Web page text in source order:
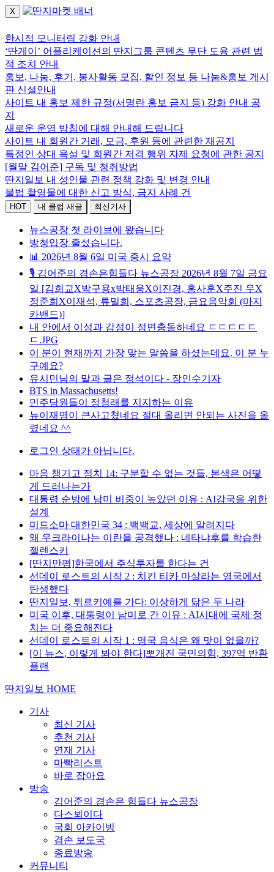
X
한시적 모니터링 강화 안내
‘딴게이’ 어플리케이션의 딴지그룹 콘텐츠 무단 도용 관련 법
적 조치 안내
홍보, 나눔, 후기, 봉사활동 모집, 할인 정보 등 나눔&홍보 게시
판 신설안내
사이트 내 홍보 제한 규정(서명란 홍보 금지 등) 강화 안내 공
지
새로운 운영 방침에 대해 안내해 드립니다
사이트 내 회원간 거래, 모금, 후원 등에 관련한 재공지
특정인 상대 욕설 및 회원간 저격 행위 자제 요청에 관한 공지
[월말 김어준] 구독 및 청취방법
딴지일보 내 성인물 관련 정책 강화 및 변경 안내
불법 촬영물에 대한 신고 방식, 금지 사례 건
HOT 내 클럽 새글 최신기사
뉴스공장 첫 라이브에 왔습니다
방청입장 줄섰습니다.
📊 2026년 8월 6일 미국 증시 요약
🎙️ 김어준의 겸손은힘들다 뉴스공장 2026년 8월 7일 금요
일 [김희교X박구용x박태웅X이진경, 홍사훈X주진 우X
정준희X이재석, 류밀희, 스포츠공장, 금요음악회 (마지
카밴드)]
내 안에서 이성과 감정이 정면충돌하네요 ㄷㄷㄷㄷㄷ
ㄷ.JPG
이 분이 현재까지 가장 맞는 말씀을 하셨는데요. 이 분 누
구예요?
유시민님의 말과 글은 정석이다 - 장인수기자
BTS in Massachusetts!
민주당원들이 정청래를 지지하는 이유
뉴이재명이 큰사고쳤네요 절대 올리면 안되는 사진을 올
렸네요 ^^
로그인 상태가 아닙니다.
마음 챙기고 정치 14: 구분할 수 없는 것들, 본색은 어떻
게 드러나는가
대통령 순방에 남미 비중이 높았던 이유 : AI강국을 위한
설계
미드소마 대한민국 34 : 백백교, 세상에 알려지다
왜 우크라이나는 이란을 공격했나 : 네타냐후를 학습한
젤렌스키
[딴지만평]한국에서 주식투자를 한다는 건
선데이 로스트의 시작 2 : 치킨 티카 마살라는 영국에서
탄생했다
딴지일보, 튀르키예를 가다: 이상하게 닮은 두 나라
미국 이후, 대통령이 남미로 간 이유 : AI시대에 국제 정
치는 더 중요해진다
선데이 로스트의 시작 1 : 영국 음식은 왜 맛이 없을까?
[이 뉴스, 이렇게 봐야 한다]뽀개진 국민의힘, 397억 반환
플랜
딴지일보 HOME
기사
최신 기사
추천 기사
연재 기사
마빡리스트
바로 잡아요
방송
김어준의 겸손은 힘들다 뉴스공장
다스뵈이다
국회 아카이빙
겸손 보도국
종료방송
커뮤니티